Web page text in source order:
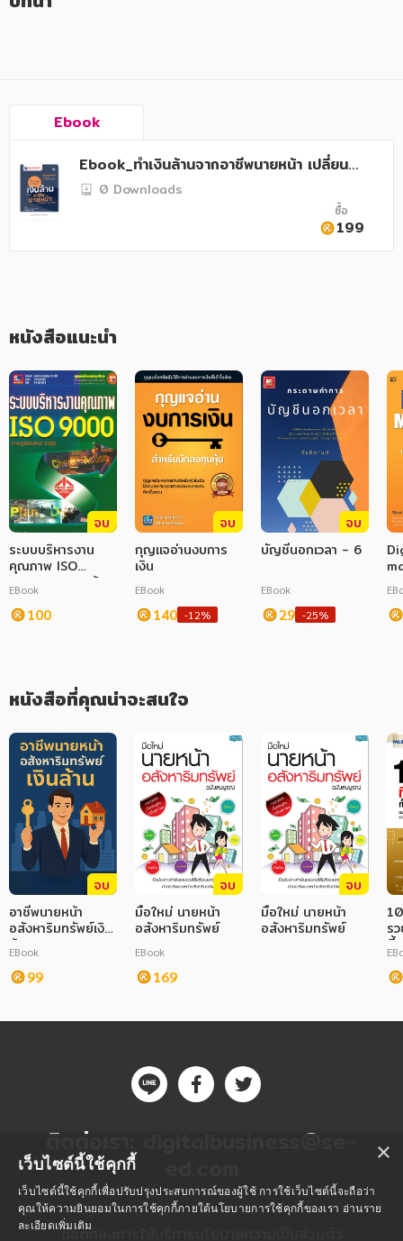
กฎหมาย สัญญา ภาษี
การเงิน การลงทุน บริหาร
การเรียน การศึกษา
เทคโนโลยี การสื่อสาร วิทยาศาสตร์
ภาษาศาสตร์
หนังสือเด็ก
การพัฒนาตนเอง
ความรู้ทั่วไป
การ์ตูนความรู้ การ์ตูน
Ebook
Ebook_ทำเงินล้านจากอาชีพนายหน้า เปลี่ยนมื
อใหม่ เป็นมืออาชีพ
0 Downloads
ซื้อ
199
หนังสือแนะนำ
จบ
ระบบบริหารงาน
คุณภาพ ISO
9000 ตามกฏข้อ
บังคับปี 2000
EBook
100
จบ
กุญแจอ่านงบการ
เงิน
EBook
140 -12%
จบ
บัญชีนอกเวลา - 6
EBook
29 -25%
ล็
ดิ
หนังสือที่คุณน่าจะสนใจ
จบ
อาชีพนายหน้า
อสังหาริมทรัพย์เงิน
ล้าน
EBook
99
จบ
มือใหม่ นายหน้า
อสังหาริมทรัพย์
EBook
169
จบ
มือใหม่ นายหน้า
อสังหาริมทรัพย์
ร
นี้
ติดต่อเรา: digitalbusiness@se-
ข้อตกลงการใช้บริการ
×
เว็บไซต์นี้ใช้คุกกี้
เว็บไซต์นี้ใช้คุกกี้เพื่อปรับปรุงประสบการณ์ของผู้ใช้ การใช้เว็บไซต์นี้จะถือว่า
คุณให้ความยินยอมในการใช้คุกกี้ภายใต้นโยบายการใช้คุกกี้ของเรา อ่านราย
ละเอียดเพิ่มเติม